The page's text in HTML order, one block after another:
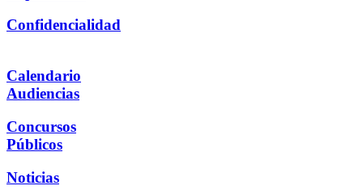
Confidencialidad
Calendario
Audiencias
Concursos
Públicos
Noticias